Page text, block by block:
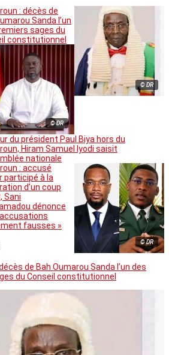
© DR
: décès de
Sanda l’un
sages du
constitutionnel
© DR
du président Paul Biya hors du
Hiram Samuel Iyodi saisit
nationale
© DR
: accusé
participé à la
d’un coup
Sani
dénonce
fausses »
de Bah Oumarou Sanda l’un des
du Conseil constitutionnel